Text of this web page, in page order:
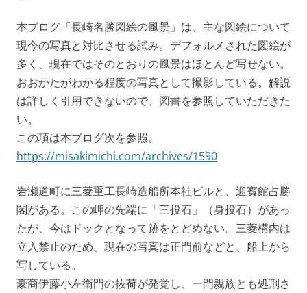
本ブログ「長崎名勝図絵の風景」は、主な図絵について
現今の写真と対比させる試み。デフォルメされた図絵が
多く、現在ではそのとおりの風景はほとんど写せない。
おおかたがわかる程度の写真として撮影している。解説
は詳しく引用できないので、図書を参照していただきた
い。
この項は本ブログ次を参照。
https://misakimichi.com/archives/1590
岩瀬道町に三菱重工長崎造船所本社ビルと、迎賓館占勝
閣がある。この岬の先端に「三投石」（身投石）があっ
たが、今はドックとなって跡をとどめない。三菱構内は
立入禁止のため、現在の写真は正門前などと、船上から
写している。
豪商伊藤小左衛門の抜荷が発覚し、一門親族とも処刑さ